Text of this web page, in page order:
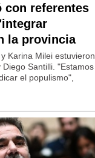
con referentes
la provincia
Karina Milei estuvieron
Santilli. "Estamos
el populismo",